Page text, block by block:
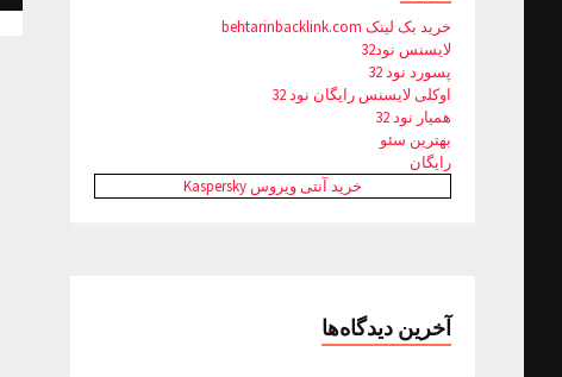
خرید بک لینک behtarinbacklink.com
لایسنس نود32
پسورد نود 32
اوکلی لایسنس رایگان نود 32
همیار نود 32
بهترین سئو
رایگان
خرید آنتی ویروس Kaspersky
آخرین دیدگاه‌ها